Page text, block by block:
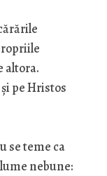
altora.
pe Hristos
se teme ca
nebune: